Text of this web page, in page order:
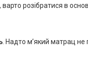
розібратися в
. Надто м’який матрац